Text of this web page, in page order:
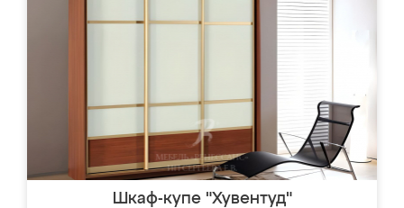
Шкаф-купе "Хувентуд"